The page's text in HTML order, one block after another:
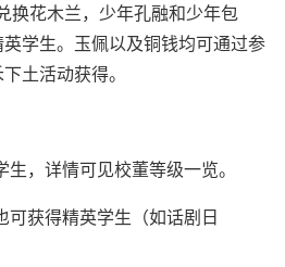
换花木兰，少年孔融和少年包
学生。玉佩以及铜钱均可通过参
土活动获得。
，详情可见校董等级一览。
可获得精英学生（如话剧日